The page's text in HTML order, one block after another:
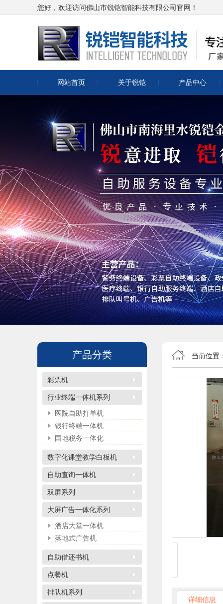
您好，欢迎访问佛山市锐铠智能科技有限公司官网！
网站首页 关于锐铠 产品中心
产品分类
彩票机
行业终端一体机系列
医院自助打单机
银行终端一体机
国地税务一体化
数字化课堂教学白板机
自助查询一体机
双屏系列
大屏广告一体化系列
酒店大堂一体机
落地式广告机
自助借还书机
点餐机
排队机系列
当前位置
详细信息